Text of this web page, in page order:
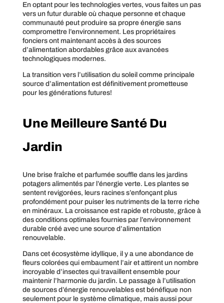
En optant pour les technologies vertes, vous faites un pas
vers un futur durable où chaque personne et chaque
communauté peut produire sa propre énergie sans
compromettre l’environnement. Les propriétaires
fonciers ont maintenant accès à des sources
d’alimentation abordables grâce aux avancées
technologiques modernes.
La transition vers l’utilisation du soleil comme principale
source d’alimentation est définitivement prometteuse
pour les générations futures!
Une Meilleure Santé Du
Jardin
Une brise fraîche et parfumée souffle dans les jardins
potagers alimentés par l’énergie verte. Les plantes se
sentent revigorées, leurs racines s’enfonçant plus
profondément pour puiser les nutriments de la terre riche
en minéraux. La croissance est rapide et robuste, grâce à
des conditions optimales fournies par l’environnement
durable créé avec une source d’alimentation
renouvelable.
Dans cet écosystème idyllique, il y a une abondance de
fleurs colorées qui embaument l’air et attirent un nombre
incroyable d’insectes qui travaillent ensemble pour
maintenir l’harmonie du jardin. Le passage à l’utilisation
de sources d’énergie renouvelables est bénéfique non
seulement pour le système climatique, mais aussi pour